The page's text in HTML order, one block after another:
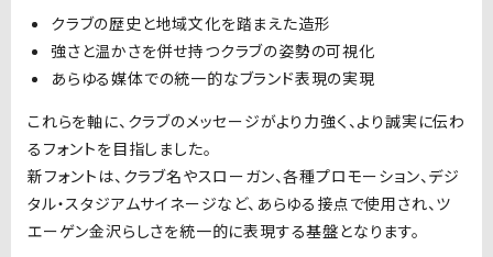
クラブの歴史と地域文化を踏まえた造形
強さと温かさを併せ持つクラブの姿勢の可視化
あらゆる媒体での統一的なブランド表現の実現
これらを軸に、クラブのメッセージがより力強く、より誠実に伝わ
るフォントを目指しました。
新フォントは、クラブ名やスローガン、各種プロモーション、デジ
タル・スタジアムサイネージなど、あらゆる接点で使用され、ツ
エーゲン金沢らしさを統一的に表現する基盤となります。